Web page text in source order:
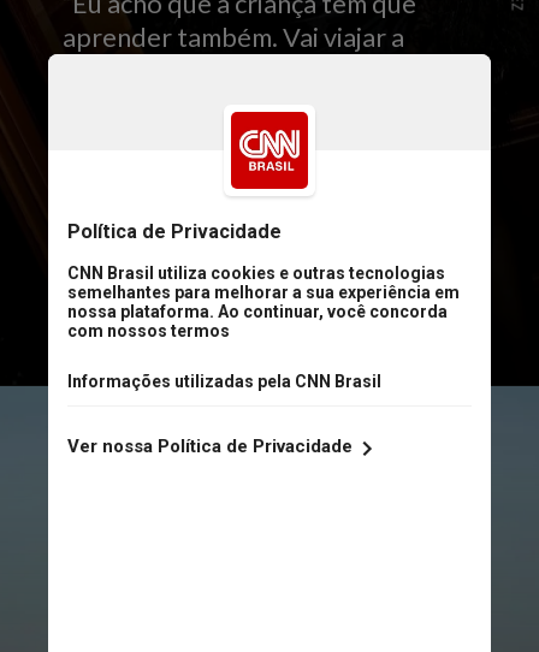
aprender também. Vai viajar a
ficar lá para aprender. Mas não é
castigo, não”, afirmou Luciana em
podcast PodSê